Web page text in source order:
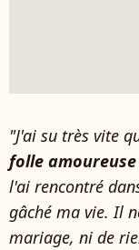
"J'ai su très vite
folle
l'ai rencontré
gâché ma vie. Il
mariage, ni de